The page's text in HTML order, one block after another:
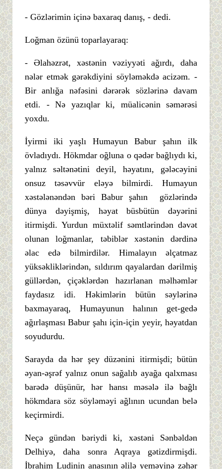
- Gözlərimin içinə baxaraq danış, - dedi.
Loğman özünü toparlayaraq:
- Əlahəzrət, xəstənin vəziyyəti ağırdı, daha
nələr etmək gərəkdiyini söyləməkdə acizəm. -
Bir anlığa nəfəsini dərərək sözlərinə davam
etdi. - Nə yazıqlar ki, müalicənin səmərəsi
yoxdu.
İyirmi iki yaşlı Humayun Babur şahın ilk
övladıydı. Hökmdar oğluna o qədər bağlıydı ki,
yalnız səltənətini deyil, həyatını, gələcəyini
onsuz təsəvvür eləyə bilmirdi. Humayun
xəstələnəndən bəri Babur şahın gözlərində
dünya dəyişmiş, həyat büsbütün dəyərini
itirmişdi. Yurdun müxtəlif səmtlərindən dəvət
olunan loğmanlar, təbiblər xəstənin dərdinə
əlac edə bilmirdilər. Himalayın əlçatmaz
yüksəkliklərindən, sıldırım qayalardan dərilmiş
güllərdən, çiçəklərdən hazırlanan məlhəmlər
faydasız idi. Həkimlərin bütün səylərinə
baxmayaraq, Humayunun halının get-gedə
ağırlaşması Babur şahı için-için yeyir, həyatdan
soyudurdu.
Sarayda da hər şey düzənini itirmişdi; bütün
əyan-əşrəf yalnız onun sağalıb ayağa qalxması
barədə düşünür, hər hansı məsələ ilə bağlı
hökmdara söz söyləməyi ağlının ucundan belə
keçirmirdi.
Neçə gündən bəriydi ki, xəstəni Sənbəldən
Delhiyə, daha sonra Aqraya gətizdirmişdi.
İbrahim Ludinin anasının əlilə yeməyinə zəhər